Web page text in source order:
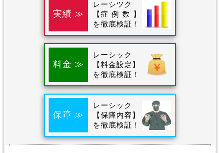
実績 ≫
レーシツク
【症例数 】
を徹底検証！
料金 ≫
レーシック
【料金設定】
を徹底検証！
保障 ≫
レーシック
【保障内容】
を徹底検証！